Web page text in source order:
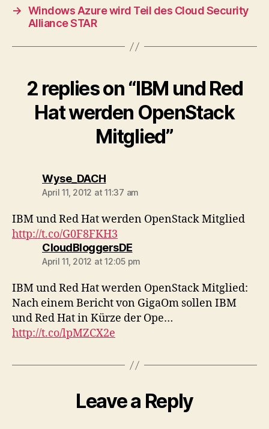
→ Windows Azure wird Teil des Cloud Security
Alliance STAR
2 replies on “IBM und Red
Hat werden OpenStack
Mitglied”
Wyse_DACHsays:
April 11, 2012 at 11:37 am
IBM und Red Hat werden OpenStack Mitglied
http://t.co/G0F8FKH3
CloudBloggersDEsays:
April 11, 2012 at 12:05 pm
IBM und Red Hat werden OpenStack Mitglied:
Nach einem Bericht von GigaOm sollen IBM
und Red Hat in Kürze der Ope…
http://t.co/lpMZCX2e
Leave a Reply